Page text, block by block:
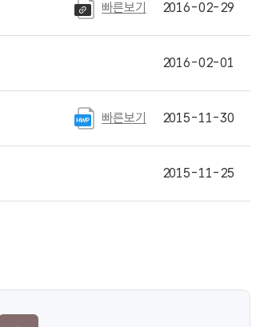
빠른보기 2016-02-29
2016-02-01
빠른보기 2015-11-30
2015-11-25